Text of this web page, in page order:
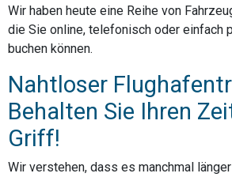
Wir haben heute eine Reihe von
die Sie online, telefonisch oder einfach
buchen können.
Nahtloser
Behalten Sie Ihren
Griff!
Wir verstehen, dass es manchmal